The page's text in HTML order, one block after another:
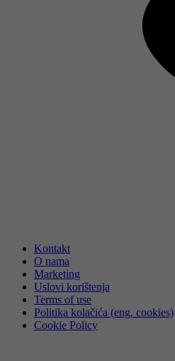
Kontakt
O nama
Marketing
Uslovi korištenja
Terms of use
Politika kolačića (eng. cookies)
Cookie Policy